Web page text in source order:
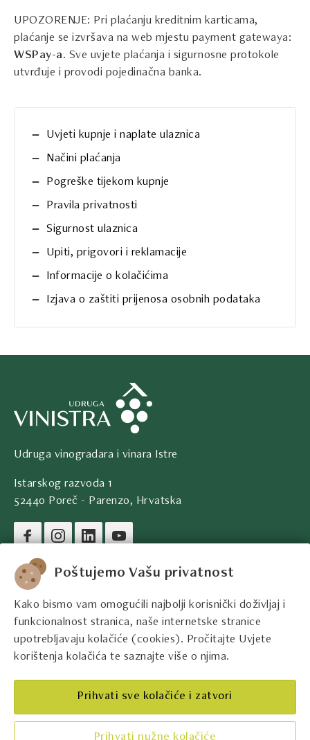
Poštujemo Vašu privatnost
Kako bismo vam omogućili najbolji korisnički doživljaj i
funkcionalnost stranica, naše internetske stranice
upotrebljavaju kolačiće (cookies). Pročitajte Uvjete
korištenja kolačića te saznajte više o njima.
Prihvati sve kolačiće i zatvori
UPOZORENJE: Pri plaćanju kreditnim karticama,
plaćanje se izvršava na web mjestu payment gatewaya:
WSPay-a. Sve uvjete plaćanja i sigurnosne protokole
utvrđuje i provodi pojedinačna banka.
Uvjeti kupnje i naplate ulaznica
Načini plaćanja
Pogreške tijekom kupnje
Pravila privatnosti
Sigurnost ulaznica
Upiti, prigovori i reklamacije
Informacije o kolačićima
Izjava o zaštiti prijenosa osobnih podataka
Udruga vinogradara i vinara Istre
Istarskog razvoda 1
52440 Poreč - Parenzo, Hrvatska
Pravni podaci društva
Kontakt podaci
Pravne informacije
Najbolji istarski vinari